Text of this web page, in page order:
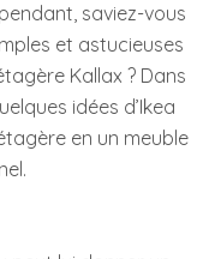
saviez-vous
et astucieuses
Kallax ? Dans
idées d’Ikea
en un meuble